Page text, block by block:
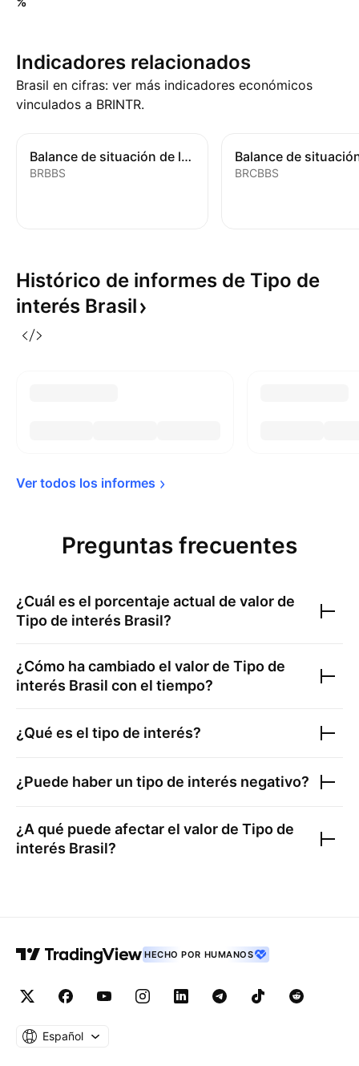
Indicadores relacionados
Brasil en cifras: ver más indicadores económicos
vinculados a BRINTR.
Balance de situación de los bancos
BRBBS BRCBBS
Histórico de informes de Tipo de
interés Brasil
Ver todos los informes
Preguntas frecuentes
¿Cuál es el porcentaje actual de valor de
Tipo de interés Brasil?
¿Cómo ha cambiado el valor de Tipo de
interés Brasil con el tiempo?
¿Qué es el tipo de interés?
¿Puede haber un tipo de interés negativo?
¿A qué puede afectar el valor de Tipo de
interés Brasil?
HECHO POR HUMANOS
Español